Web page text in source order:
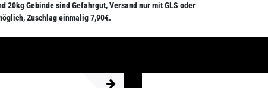
20kg Gebinde sind Gefahrgut, Versand nur mit GLS oder
Zuschlag einmalig 7,90€.